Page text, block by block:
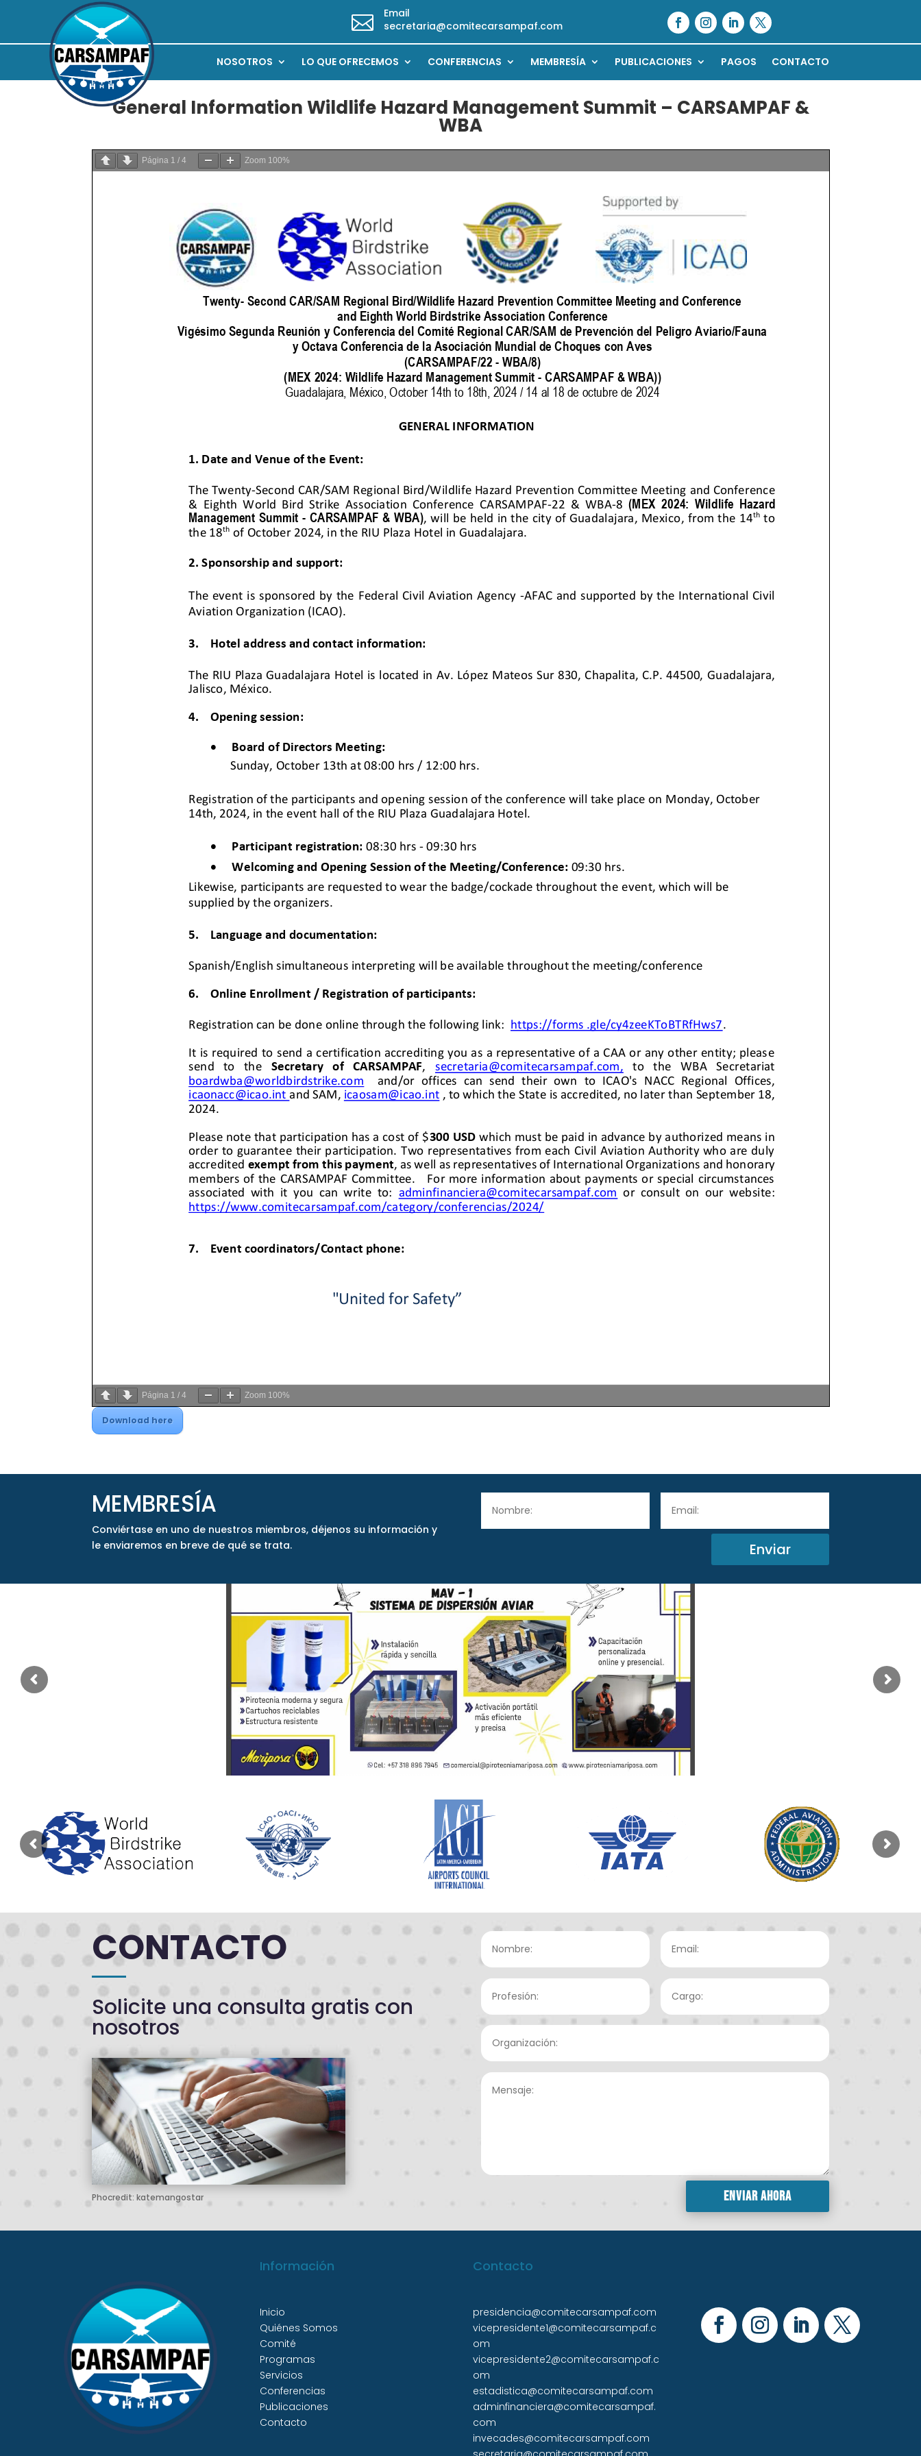

Email
secretaria@comitecarsampaf.com
NOSOTROS LO QUE OFRECEMOS CONFERENCIAS MEMBRESÍA PUBLICACIONES PAGOS CONTACTO
General Information Wildlife Hazard Management Summit – CARSAMPAF &
WBA
Página 1 /4 Zoom 100%
Página 1 /4 Zoom 100%
Download here
MEMBRESÍA
Conviértase en uno de nuestros miembros, déjenos su información y
le enviaremos en breve de qué se trata.
Enviar
CONTACTO
Solicite una consulta gratis con
nosotros
Phocredit: katemangostar Enviar ahora
Información
Inicio
Quiénes Somos
Comité
Programas
Servicios
Conferencias
Publicaciones
Contacto
Contacto
presidencia@comitecarsampaf.com
vicepresidente1@comitecarsampaf.c
om
vicepresidente2@comitecarsampaf.c
om
estadistica@comitecarsampaf.com
adminfinanciera@comitecarsampaf.
com
invecades@comitecarsampaf.com